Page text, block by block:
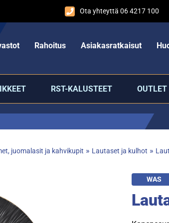
Ota yhteyttä 06 4217 100
Rahoitus Asiakasratkaisut
RST-KALUSTEET OUTLET
juomalasit ja kahvikupit » Lautaset ja kulhot »
WAS